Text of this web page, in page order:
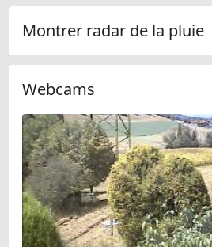
Montrer radar de la pluie
Webcams